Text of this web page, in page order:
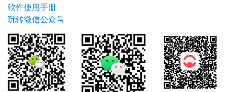
软件使用手册
玩转微信公众号